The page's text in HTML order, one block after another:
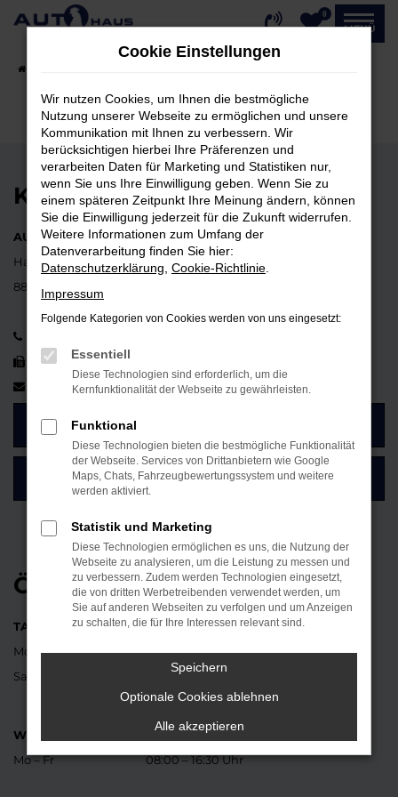
Zum
0
MENÜ
KONTAKT
AUTOHAUS ERNST HAHN GmbH
Hauptstraße 37
88662 Überlingen-Lippertsreute
07553 1497
info@autohaushahn.de
ZUM KONTAKTFORMULAR
SO FINDEN SIE UNSER AUTOHAUS
ÖFFNUNGSZEITEN
TANKSTELLE UND BÜRO
Mo – Fr
Sa
07:30 – 18:00 Uhr
08:30 – 12:00 Uhr
WERKSTATT
Mo – Fr
08:00 – 16:30 Uhr
Cookie Einstellungen
Wir nutzen Cookies, um Ihnen die bestmögliche
Nutzung unserer Webseite zu ermöglichen und unsere
Kommunikation mit Ihnen zu verbessern. Wir
berücksichtigen hierbei Ihre Präferenzen und
verarbeiten Daten für Marketing und Statistiken nur,
wenn Sie uns Ihre Einwilligung geben. Wenn Sie zu
einem späteren Zeitpunkt Ihre Meinung ändern, können
Sie die Einwilligung jederzeit für die Zukunft widerrufen.
Weitere Informationen zum Umfang der
Datenverarbeitung finden Sie hier:
Datenschutzerklärung Cookie-Richtlinie
Impressum
Folgende Kategorien von Cookies werden von uns eingesetzt:
Essentiell
Diese Technologien sind erforderlich, um die
Kernfunktionalität der Webseite zu gewährleisten.
Funktional
Diese Technologien bieten die bestmögliche Funktionalität
der Webseite. Services von Drittanbietern wie Google
Maps, Chats, Fahrzeugbewertungssystem und weitere
werden aktiviert.
Statistik und Marketing
Diese Technologien ermöglichen es uns, die Nutzung der
Webseite zu analysieren, um die Leistung zu messen und
zu verbessern. Zudem werden Technologien eingesetzt,
die von dritten Werbetreibenden verwendet werden, um
Sie auf anderen Webseiten zu verfolgen und um Anzeigen
zu schalten, die für Ihre Interessen relevant sind.
Speichern
Optionale Cookies ablehnen
Alle akzeptieren